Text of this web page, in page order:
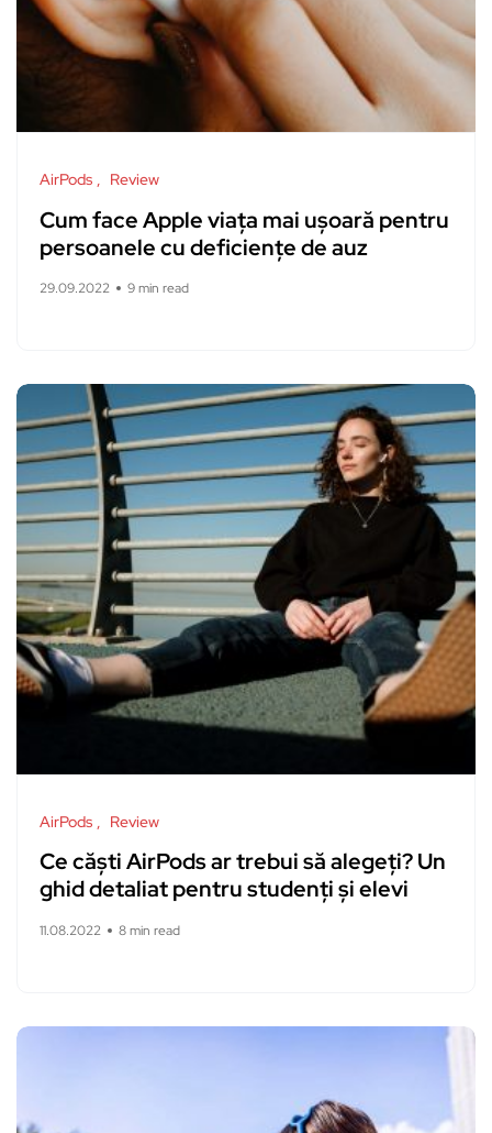
AirPods Review
Cum face Apple viața mai ușoară pentru
persoanele cu deficiențe de auz
29.09.2022 9 min read
AirPods Review
Ce căști AirPods ar trebui să alegeți? Un
ghid detaliat pentru studenți și elevi
11.08.2022 8 min read